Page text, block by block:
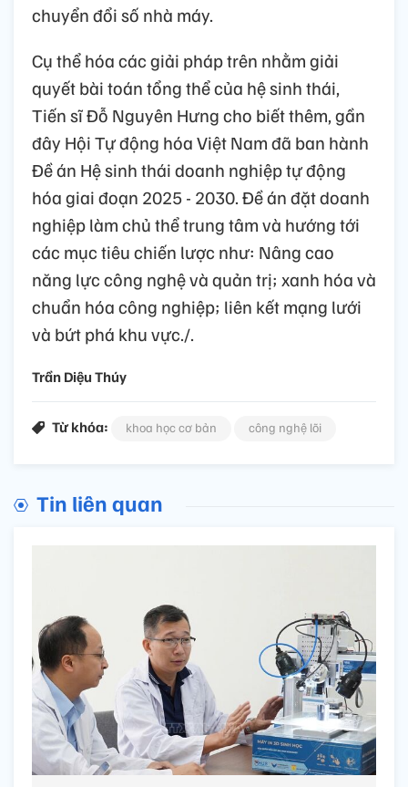
chuyển đổi số nhà máy.
Cụ thể hóa các giải pháp trên nhằm giải
quyết bài toán tổng thể của hệ sinh thái,
Tiến sĩ Đỗ Nguyên Hưng cho biết thêm, gần
đây Hội Tự động hóa Việt Nam đã ban hành
Đề án Hệ sinh thái doanh nghiệp tự động
hóa giai đoạn 2025 - 2030. Đề án đặt doanh
nghiệp làm chủ thể trung tâm và hướng tới
các mục tiêu chiến lược như: Nâng cao
năng lực công nghệ và quản trị; xanh hóa và
chuẩn hóa công nghiệp; liên kết mạng lưới
và bứt phá khu vực./.
Trần Diệu Thúy
Từ khóa: khoa học cơ bản công nghệ lõi
Tin liên quan